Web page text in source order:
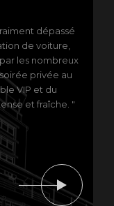
dépassé
de voiture,
les nombreux
privée au
VIP et du
et fraîche. "